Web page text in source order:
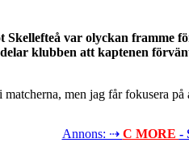
var olyckan framme
klubben att kaptenen
men jag får fokusera
Annons: ⇢ C MORE -